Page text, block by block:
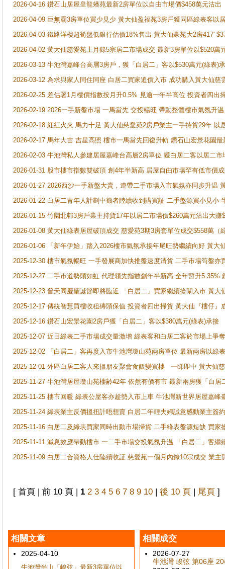
2026-04-16 鑽石山居屋皇龍蟠苑最新2房單位以自由市場價$458萬元沽出
2026-04-09 巨無霸3房單位買少見少 黃大仙盈福苑3房戶獲同區綠表客以
2026-04-03 鐵路洋樓超筍盤低銀行估價18%售出 黃大仙豪苑大2房417'
2026-04-02 黃大仙慈愛苑上月錄5宗居二市場成交 最新3房單位以$520萬
2026-03-13 牛池灣嘉峰台高層3房戶，獲「白居二」客以$530萬元(綠表)
2026-03-12 為求與家人同住同座 白居二買家追價入市 成功購入黃大仙
2026-02-25 差估署1月樓價指數按月升0.5% 見逾一年半高位 投資者四
2026-02-19 2026一手新盤市場 一馬當先 交投暢旺 帶動整體樓市氣氛升
2026-02-18 紅紅火火 馬力十足 黃大仙慈愛苑2房戶業主一手持貨29年 以
2026-02-17 馬年大吉 吉星高照 樓市一馬當先回復升軌 鑽石山宏景花園
2026-02-03 牛池灣私人參建居屋嘉峰台高層2房單位 獲白居二客以居二市
2026-01-31 股市樓市指數雙破頂 創4年半新高 居屋自由市場罕有低市價
2026-01-27 2026西沙一手新盤大賣，連帶二手市場入市氣氛亦同步升温
2026-01-22 白居二青年人計劃中籤者陸續收到購買証 二手盤源買小見小
2026-01-15 竹園北邨3房戶業主持貨17年以居二市場價$260萬元沽出大賺
2026-01-08 黃大仙綠表居屋破頂成交 慈愛苑3期3房套單位成交$558萬（
2026-01-06 「新年伊始」踏入2026樓市氣氛承接年尾旺勢繼續向好 黃
2025-12-30 樓市氣氛暢旺 一手發展商加快推盤速度清貨 二手市場筍盤
2025-12-27 二手市道勢頭如虹 代理領先指數創年半新高 全年暫升5.35%
2025-12-23 普天同慶聖誕節即將臨近 「白居二」買家繼續搶閘入市 黃
2025-12-17 傳統智慧買樓收租磚頭保值 投資者四出掃貨 黃大仙『樓仔
2025-12-16 鑽石山宏景花園2房戶獲「白居二」客以$380萬元(綠表)承接
2025-12-07 近日綠表二手市場成交量激增 綠表客和白居二客於市場上
2025-12-02 「白居二」客再度入市牛池灣瓊山苑兩房單位 最新兩房以綠
2025-12-01 外區白居二客人來搵朋友聚會食飯變買樓 一睇即中 黃大仙
2025-11-27 牛池灣居屋瓊山苑樓齢42年 依然有價有市 最新兩房獲「白居
2025-11-25 樓市回暖 綠表公屋客亦趁勢入市上車 牛池灣新世界居屋嘉峰
2025-11-24 綠表業主反價搵扭計唔想賣 白居二年輕夫婦誠意感動業主簽
2025-11-16 白居二及綠表買家同時出動市場掃貨 二手綠表盤源短缺 買
2025-11-11 減息效應帶動樓市 一二手市場交投氣氛升温 「白居二」客
2025-11-09 白居二合資格人仕陸續收証 慈愛苑一個月內錄10宗成交 業
[ 首頁 | 前 10 頁 | 1 2 3 4 5 6 7 8 9 10 | 後 10 頁 | 尾頁 ]
相關文章
2025-04-10
牛池灣半山「峻弦」最新3房單位以
相關成交
2026-07-27
牛池灣 峻弦 第06座